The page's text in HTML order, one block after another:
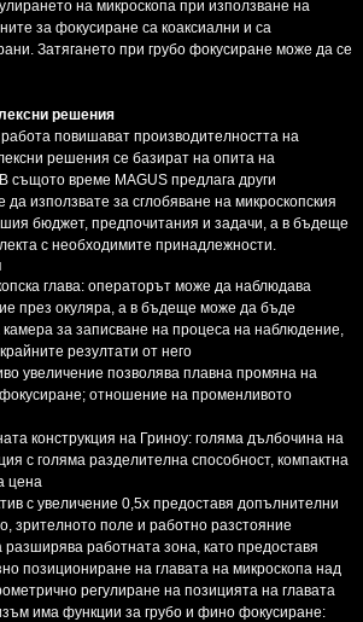
на микроскопа при използване на
за фокусиране са коаксиални и са
Затягането при грубо фокусиране може да се
решения
повишават производителността на
решения се базират на опита на
същото време MAGUS предлага други
използвате за сглобяване на микроскопския
бюджет, предпочитания и задачи, а в бъдеще
с необходимите принадлежности.
глава: операторът може да наблюдава
през окуляра, а в бъдеще може да бъде
за записване на процеса на наблюдение,
резултати от него
увеличение позволява плавна промяна на
отношение на променливото
конструкция на Гриноу: голяма дълбочина на
с голяма разделителна способност, компактна
цена
с увеличение 0,5x предоставя допълнителни
зрителното поле и работно разстояние
разширява работната зона, като предоставя
позициониране на главата на микроскопа над
регулиране на позицията на главата
има функции за грубо и фино фокусиране: